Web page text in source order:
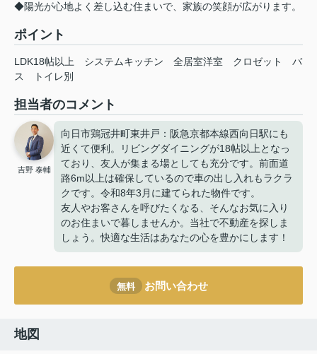
◆陽光が心地よく差し込む住まいで、家族の笑顔が広がります。
ポイント
LDK18帖以上 システムキッチン 全居室洋室 クロゼット
バ
ス
トイレ別
担当者のコメント
吉野 泰輔
向日市鶏冠井町東井戸：阪急京都本線西向日駅にも
近くて便利。リビングダイニングが18帖以上となっ
ており、友人が集まる場としても充分です。前面道
路6m以上は確保しているので車の出し入れもラクラ
クです。令和8年3月に建てられた物件です。
友人やお客さんを呼びたくなる、そんなお気に入り
のお住まいで暮しませんか。当社で不動産を探しま
しょう。快適な生活はあなたの心を豊かにします！
無料 お問い合わせ
地図